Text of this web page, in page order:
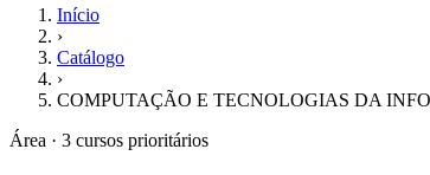
Início
›
Catálogo
›
COMPUTAÇÃO E TECNOLOGIAS DA
Área · 3 cursos prioritários